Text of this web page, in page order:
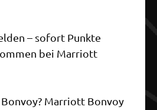
– sofort Punkte
bei Marriott
Marriott Bonvoy